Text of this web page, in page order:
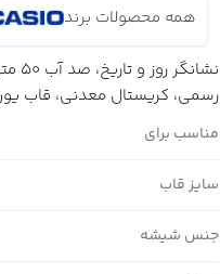
همه محصولات برند
رسمی، کریستال معدنی، قاب
مناسب برای
سایز قاب
جنس شیشه